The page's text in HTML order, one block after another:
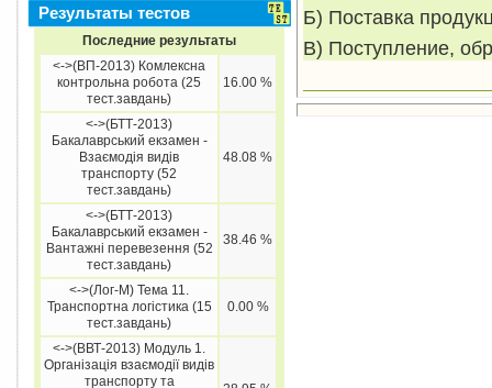
Результаты тестов
Последние результаты
<->(ВП-2013) Комлексна
контрольна робота (25
тест.завдань)
16.00 %
<->(БТТ-2013)
Бакалаврський екзамен -
Взаємодія видів
транспорту (52
тест.завдань)
48.08 %
<->(БТТ-2013)
Бакалаврський екзамен -
Вантажні перевезення (52
тест.завдань)
38.46 %
<->(Лог-М) Тема 11.
Транспортна логістика (15
тест.завдань)
0.00 %
<->(ВВТ-2013) Модуль 1.
Організація взаємодії видів
транспорту та
Б) Поставка
В) Поступление,